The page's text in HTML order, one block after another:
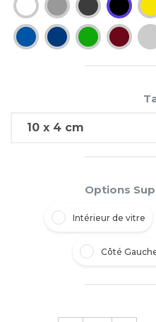
Options
Intérieur de vitre
Côté